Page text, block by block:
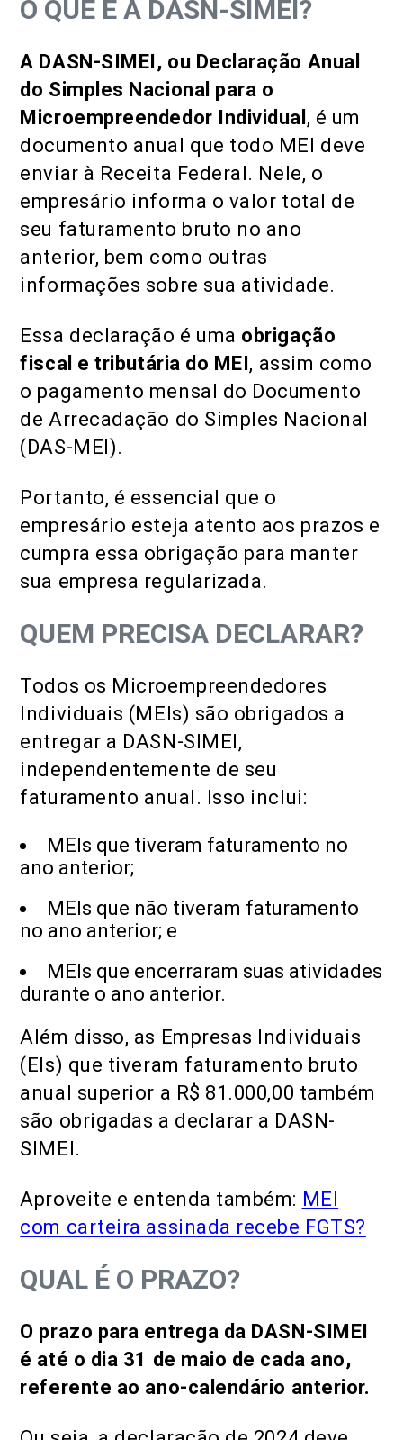
O QUE É A DASN-SIMEI?
A DASN-SIMEI, ou Declaração Anual
do Simples Nacional para o
Microempreendedor Individual , é um
documento anual que todo MEI deve
enviar à Receita Federal. Nele, o
empresário informa o valor total de
seu faturamento bruto no ano
anterior, bem como outras
informações sobre sua atividade.
Essa declaração é uma obrigação
fiscal e tributária do MEI, assim como
o pagamento mensal do Documento
de Arrecadação do Simples Nacional
(DAS-MEI).
Portanto, é essencial que o
empresário esteja atento aos prazos e
cumpra essa obrigação para manter
sua empresa regularizada.
QUEM PRECISA DECLARAR?
Todos os Microempreendedores
Individuais (MEIs) são obrigados a
entregar a DASN-SIMEI,
independentemente de seu
faturamento anual. Isso inclui:
MEIs que tiveram faturamento no
ano anterior;
MEIs que não tiveram faturamento
no ano anterior; e
MEIs que encerraram suas atividades
durante o ano anterior.
Além disso, as Empresas Individuais
(EIs) que tiveram faturamento bruto
anual superior a R$ 81.000,00 também
são obrigadas a declarar a DASN-
SIMEI.
Aproveite e entenda também: MEI
com carteira assinada recebe FGTS?
QUAL É O PRAZO?
O prazo para entrega da DASN-SIMEI
é até o dia 31 de maio de cada ano,
referente ao ano-calendário anterior.